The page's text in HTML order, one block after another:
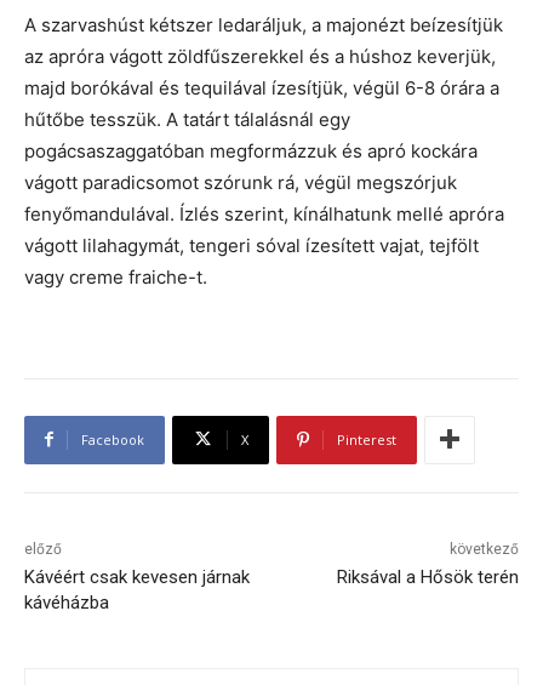
A szarvashúst kétszer ledaráljuk, a majonézt beízesítjük
az apróra vágott zöldfűszerekkel és a húshoz keverjük,
majd borókával és tequilával ízesítjük, végül 6-8 órára a
hűtőbe tesszük. A tatárt tálalásnál egy
pogácsaszaggatóban megformázzuk és apró kockára
vágott paradicsomot szórunk rá, végül megszórjuk
fenyőmandulával. Ízlés szerint, kínálhatunk mellé apróra
vágott lilahagymát, tengeri sóval ízesített vajat, tejfölt
vagy creme fraiche-t.
Facebook X Pinterest
előző
Kávéért csak kevesen járnak
kávéházba
következő
Riksával a Hősök terén